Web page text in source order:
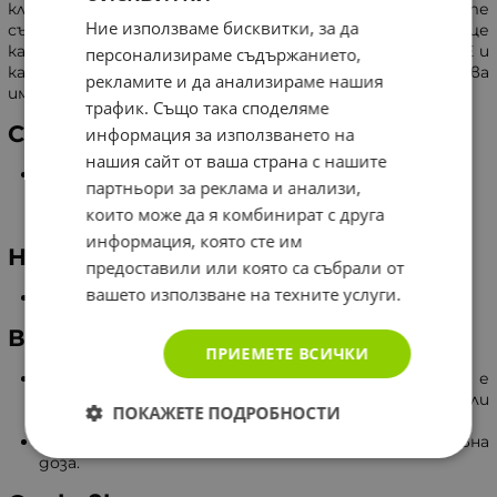
клетъчните мембрани и стените на кръвоносните
съдове. А от своя страна облепихата, позната още
като морски зърнастец също съдържа витамини С, Е и
каротеноиди, което допълнително повишава
имунитета.
Състав
Съдържание в 1 капсула:
Витамин С - 600 мг.
Екстракт от облепиха - 50 мг.
Начин на употреба
Препоръчва се прием по 1 капсула на ден.
Внимание
Продуктът е хранителна добавка и не е
заместител на разнообразното хранене или
балансираната диета.
Да не се превишава препоръчителната дневна
доза.
Ние използваме бисквитки, за да
персонализираме съдържанието,
рекламите и да анализираме нашия
трафик. Също така споделяме
информация за използването на
нашия сайт от ваша страна с нашите
партньори за реклама и анализи,
които може да я комбинират с друга
информация, която сте им
предоставили или която са събрали от
вашето използване на техните услуги.
ПРИЕМЕТЕ ВСИЧКИ
ПОКАЖЕТЕ ПОДРОБНОСТИ